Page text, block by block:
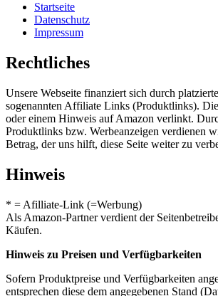
Startseite
Datenschutz
Impressum
Rechtliches
Unsere Webseite finanziert sich durch
sogenannten Affiliate Links (Produktlinks).
oder einem Hinweis auf Amazon verlinkt.
Produktlinks bzw. Werbeanzeigen verdienen
Betrag, der uns hilft, diese Seite weiter zu
Hinweis
* = Afilliate-Link (=Werbung)
Als Amazon-Partner verdient der
Käufen.
Hinweis zu Preisen und Verfügbarkeiten
Sofern Produktpreise und Verfügbarkeiten
entsprechen diese dem angegebenen Stand